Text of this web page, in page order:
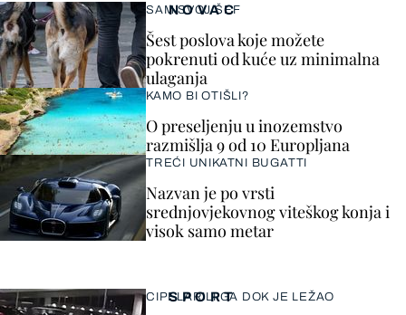
SPORT
CIPELARILI GA DOK JE LEŽAO
NOVAC
SAM SVOJ ŠEF
Šest poslova koje možete
pokrenuti od kuće uz minimalna
ulaganja
KAMO BI OTIŠLI?
O preseljenju u inozemstvo
razmišlja 9 od 10 Europljana
TREĆI UNIKATNI BUGATTI
Nazvan je po vrsti
srednjovjekovnog viteškog konja i
visok samo metar